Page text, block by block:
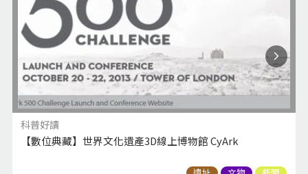
科普好讀
【數位典藏】世界文化遺產3D線上博物館 CyArk